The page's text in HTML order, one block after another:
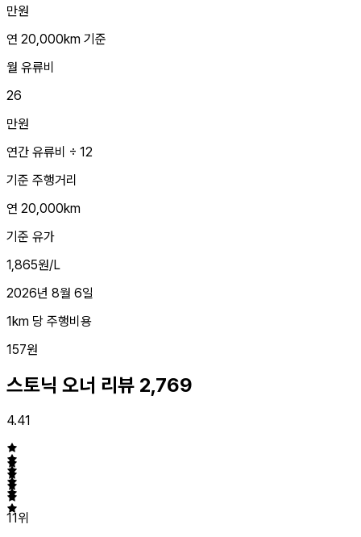
만원
연 20,000km 기준
월 유류비
26
만원
연간 유류비 ÷ 12
기준 주행거리
연 20,000km
기준 유가
1,865원/L
2026년 8월 6일
1km 당 주행비용
157원
스토닉 오너 리뷰 2,769
4.41
11위